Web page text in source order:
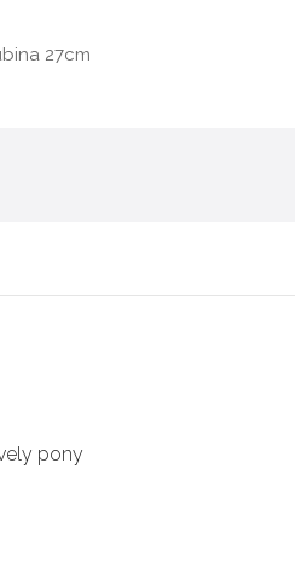
27cm
pony